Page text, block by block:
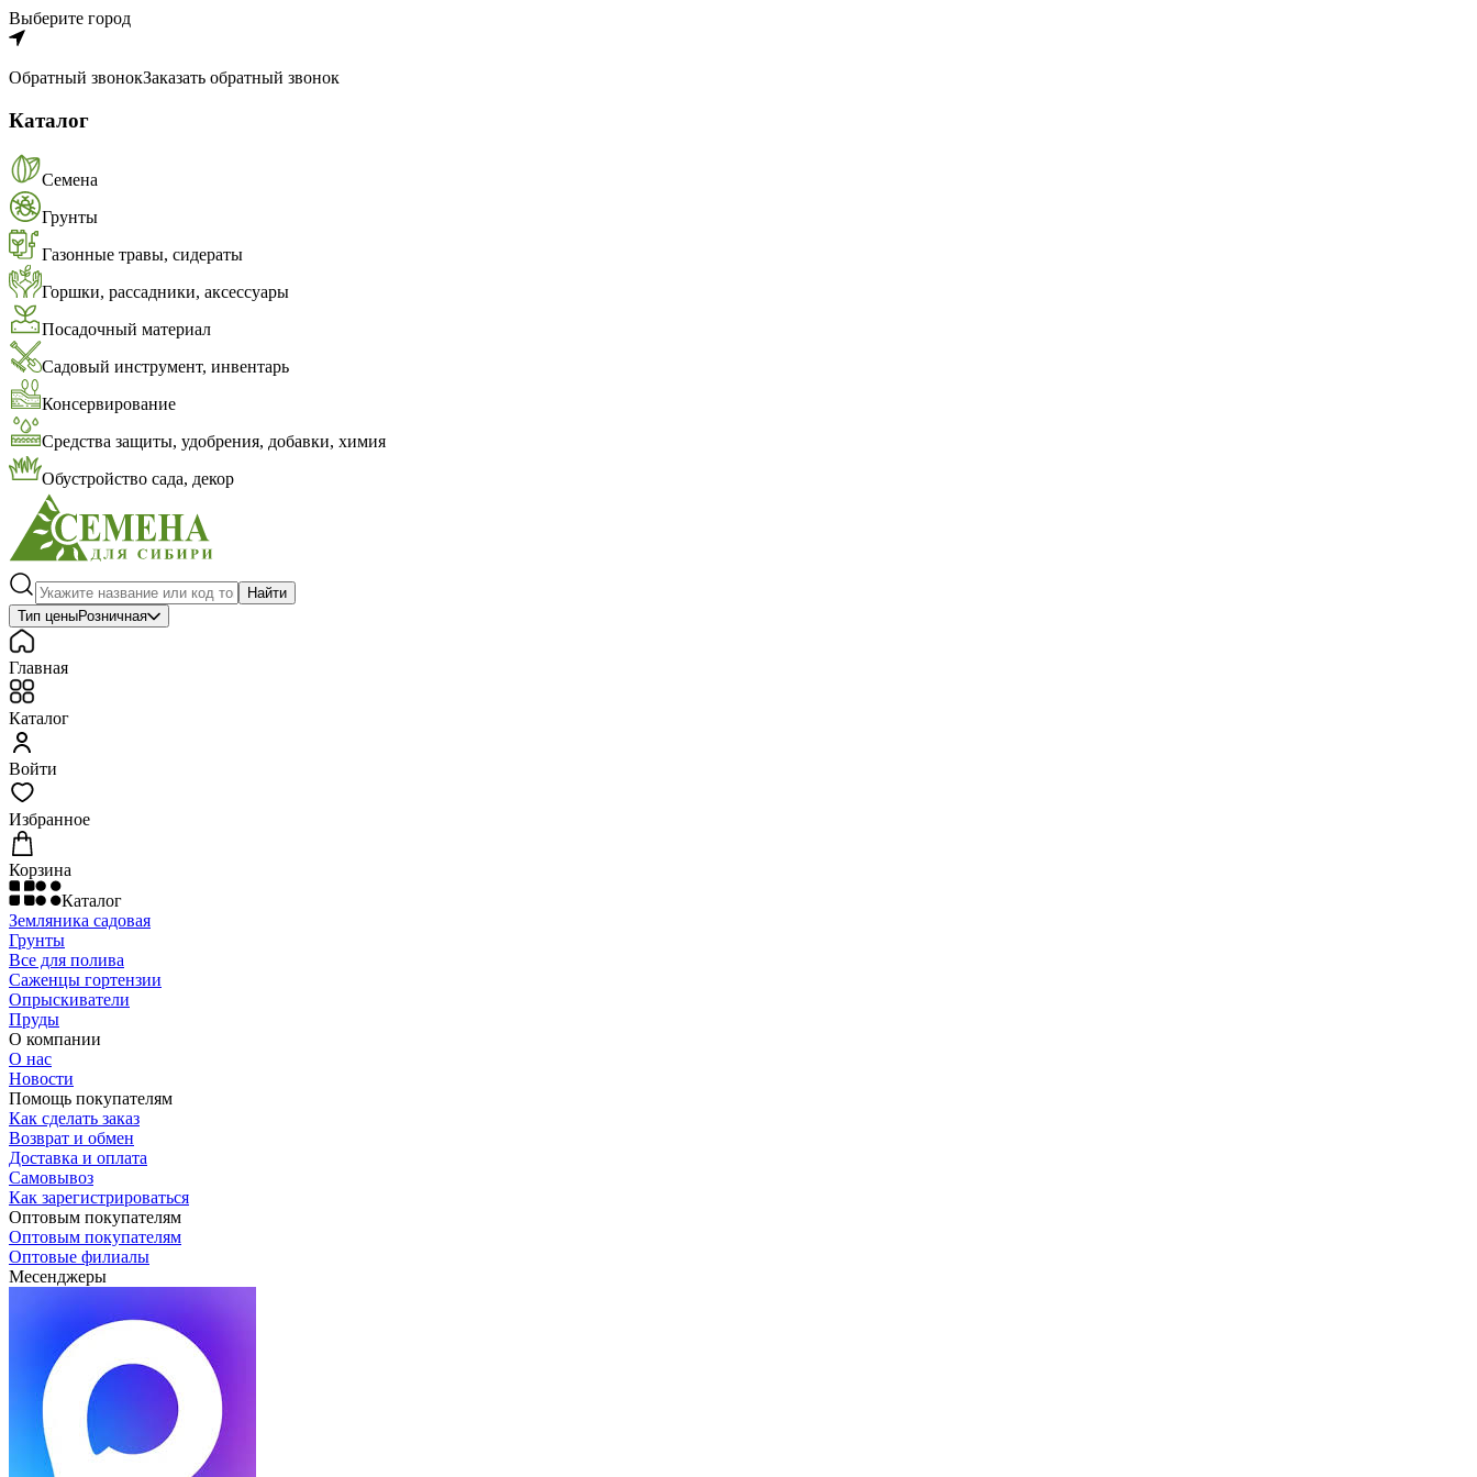
Выберите город
Обратный звонокЗаказать обратный звонок
Каталог
Семена
Грунты
Газонные травы, сидераты
Горшки, рассадники, аксессуары
Посадочный материал
Садовый инструмент, инвентарь
Консервирование
Средства защиты, удобрения, добавки, химия
Обустройство сада, декор
Найти
Тип ценыРозничная
Главная
Каталог
Войти
Избранное
Корзина
Каталог
Земляника садовая
Грунты
Все для полива
Саженцы гортензии
Опрыскиватели
Пруды
О компании
О нас
Новости
Помощь покупателям
Как сделать заказ
Возврат и обмен
Доставка и оплата
Самовывоз
Как зарегистрироваться
Оптовым покупателям
Оптовым покупателям
Оптовые филиалы
Месенджеры